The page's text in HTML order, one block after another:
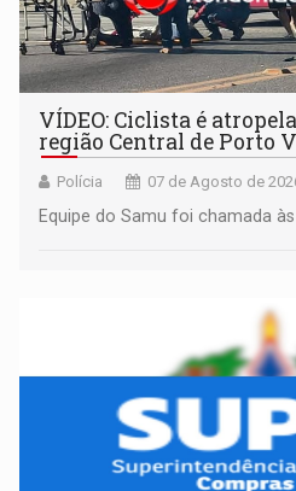
VÍDEO: Ciclista é
região Central de Porto
Polícia 07 de Agosto de
Equipe do Samu foi chamada